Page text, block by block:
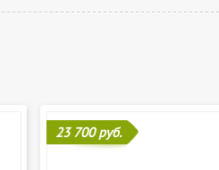
23 700 руб.